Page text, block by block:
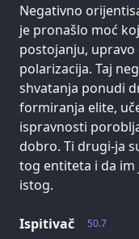
Negativno
je pronašlo moć
postojanju, upravo
polarizacija. Taj
shvatanja ponudi
formiranja elite,
ispravnosti
dobro. Ti drugi-ja
tog entiteta i da
istog.
50.7
Ispitivač